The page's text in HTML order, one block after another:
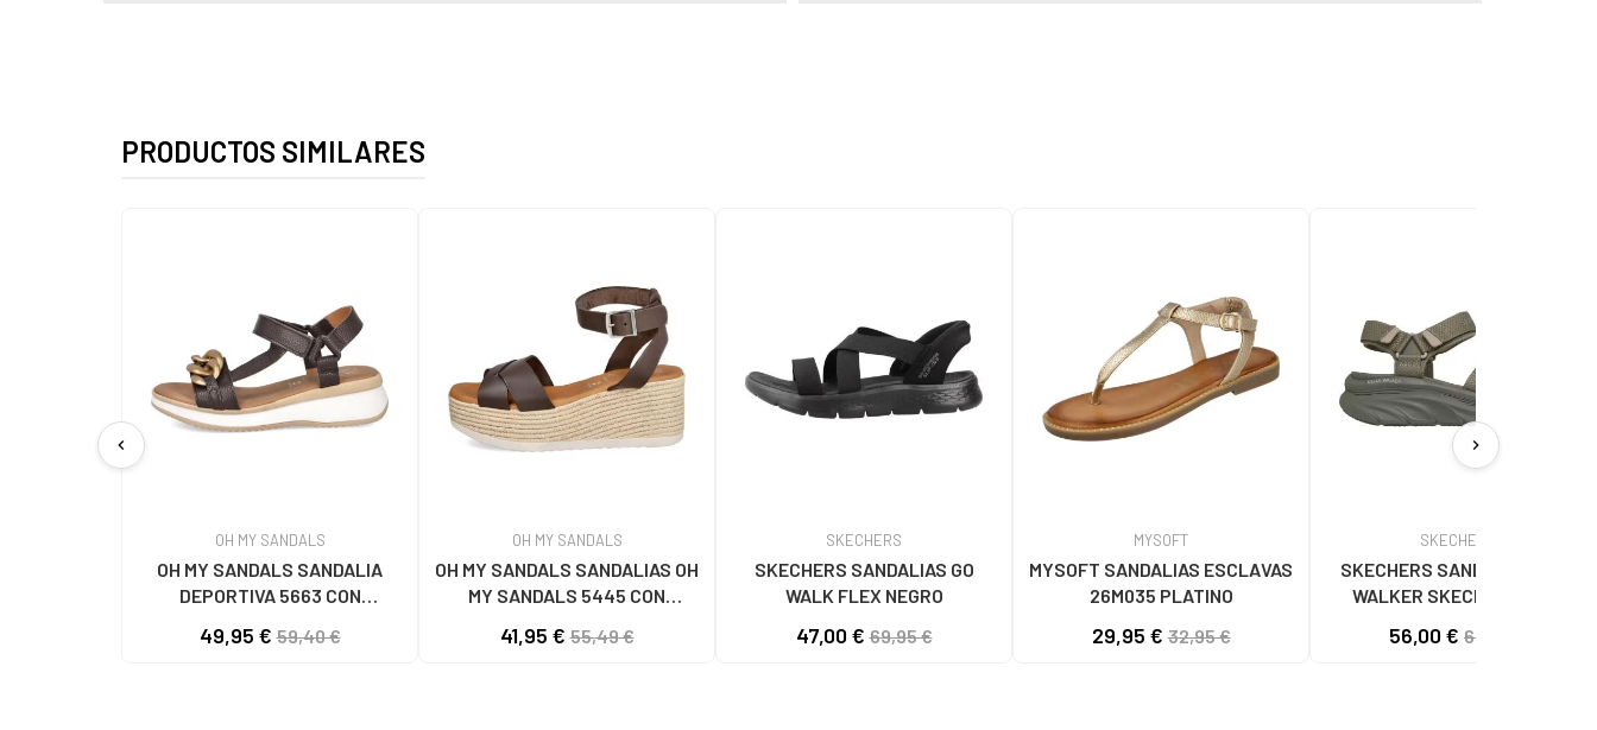
PRODUCTOS SIMILARES
chevron_left
OH MY SANDALS
OH MY SANDALS SANDALIA
DEPORTIVA 5663 CON
49,95 €59,40 €
OH MY SANDALS
OH MY SANDALS SANDALIAS OH
MY SANDALS 5445 CON
41,95 €55,49 €
SKECHERS
SKECHERS SANDALIAS GO
WALK FLEX NEGRO
47,00 €69,95 €
MYSOFT
MYSOFT SANDALIAS ESCLAVAS
26M035 PLATINO
29,95 €32,95 €
SKECHERS
SKECHERS SANDALIA D´LUX
WALKER SKECHERS KAKI
56,00 € 69,95 €
chevron_right